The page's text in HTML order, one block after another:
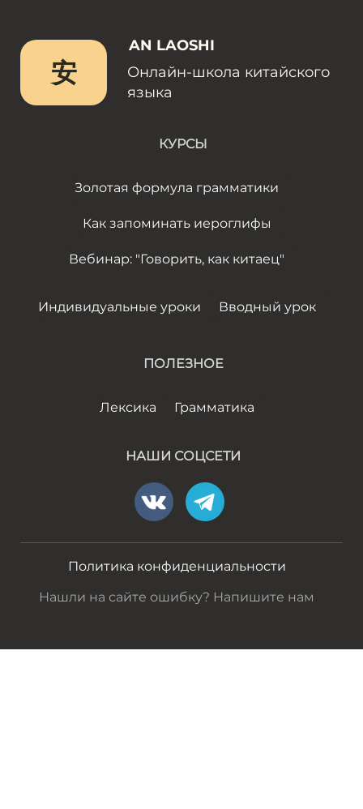
安
AN LAOSHI
Онлайн-школа китайского
языка
КУРСЫ
Золотая формула грамматики
Как запоминать иероглифы
Вебинар: "Говорить, как китаец"
Индивидуальные уроки Вводный урок
ПОЛЕЗНОЕ
Лексика Грамматика
НАШИ СОЦСЕТИ
Политика конфиденциальности
Нашли на сайте ошибку? Напишите нам